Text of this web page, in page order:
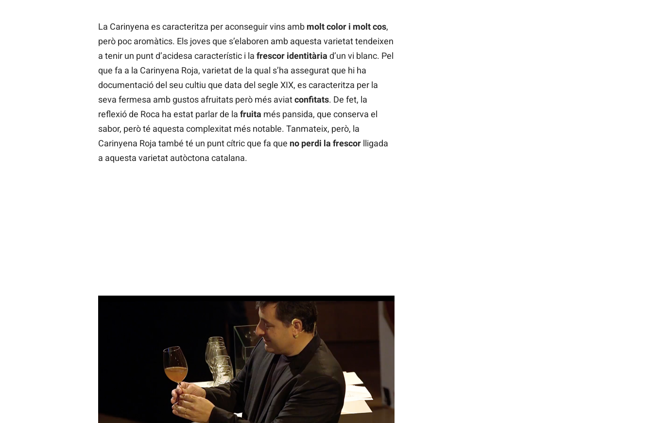
La Carinyena es caracteritza per aconseguir vins amb molt color i molt cos,
però poc aromàtics. Els joves que s’elaboren amb aquesta varietat tendeixen
a tenir un punt d’acidesa característic i la frescor identitària d’un vi blanc. Pel
que fa a la Carinyena Roja, varietat de la qual s’ha assegurat que hi ha
documentació del seu cultiu que data del segle XIX, es caracteritza per la
seva fermesa amb gustos afruitats però més aviatconfitats. De fet, la
reflexió de Roca ha estat parlar de la fruita més pansida, que conserva el
sabor, però té aquesta complexitat més notable. Tanmateix, però, la
Carinyena Roja també té un punt cítric que fa que no perdi la frescorlligada
a aquesta varietat autòctona catalana.